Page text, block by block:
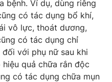
bệnh. Ví dụ, dùng riêng
có tác dụng bổ khí,
vô lực, thoát dương,
có tác dụng chỉ
với phụ nữ sau khi
quả chữa rắn độc
có tác dụng chữa mụn